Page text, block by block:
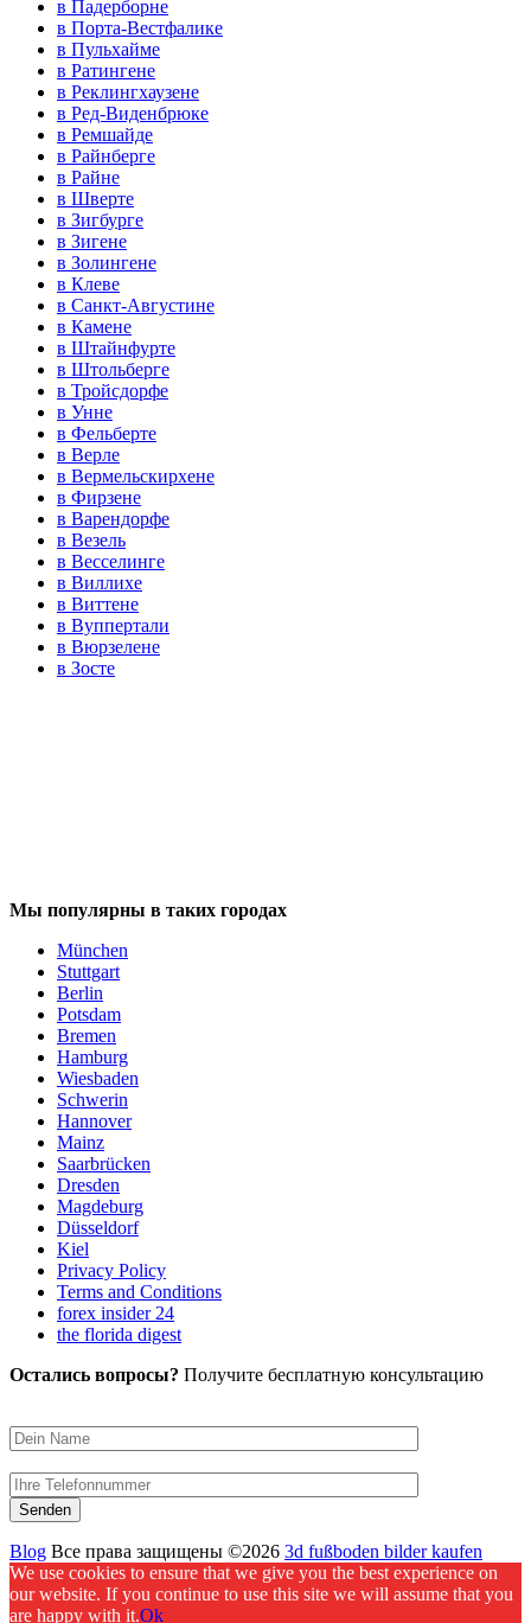
в Падерборне
в Порта-Вестфалике
в Пульхайме
в Ратингене
в Реклингхаузене
в Ред-Виденбрюке
в Ремшайде
в Райнберге
в Райне
в Шверте
в Зигбурге
в Зигене
в Золингене
в Клеве
в Санкт-Августине
в Камене
в Штайнфурте
в Штольберге
в Тройсдорфе
в Унне
в Фельберте
в Верле
в Вермельскирхене
в Фирзене
в Варендорфе
в Везель
в Весселинге
в Виллихе
в Виттене
в Вуппертали
в Вюрзелене
в Зосте
Мы популярны в таких городах
München
Stuttgart
Berlin
Potsdam
Bremen
Hamburg
Wiesbaden
Schwerin
Hannover
Mainz
Saarbrücken
Dresden
Magdeburg
Düsseldorf
Kiel
Privacy Policy
Terms and Conditions
forex insider 24
the florida digest
Остались вопросы? Получите бесплатную консультацию
Blog Все права защищены ©2026 3d fußboden bilder kaufen
We use cookies to ensure that we give you the best experience on
our website. If you continue to use this site we will assume that you
are happy with it.Ok